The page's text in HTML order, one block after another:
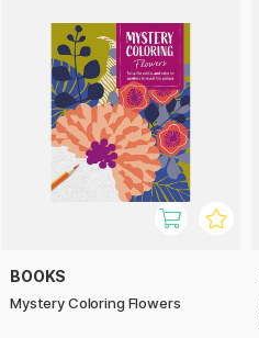
BOOKS
Mystery Coloring Flowers